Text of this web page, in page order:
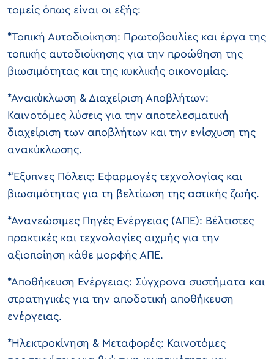
τομείς όπως είναι οι εξής:
*Τοπική Αυτοδιοίκηση: Πρωτοβουλίες και έργα της
τοπικής αυτοδιοίκησης για την προώθηση της
βιωσιμότητας και της κυκλικής οικονομίας.
*Ανακύκλωση & Διαχείριση Αποβλήτων:
Καινοτόμες λύσεις για την αποτελεσματική
διαχείριση των αποβλήτων και την ενίσχυση της
ανακύκλωσης.
*Έξυπνες Πόλεις: Εφαρμογές τεχνολογίας και
βιωσιμότητας για τη βελτίωση της αστικής ζωής.
*Ανανεώσιμες Πηγές Ενέργειας (ΑΠΕ): Βέλτιστες
πρακτικές και τεχνολογίες αιχμής για την
αξιοποίηση κάθε μορφής ΑΠΕ.
*Αποθήκευση Ενέργειας: Σύγχρονα συστήματα και
στρατηγικές για την αποδοτική αποθήκευση
ενέργειας.
*Ηλεκτροκίνηση & Μεταφορές: Καινοτόμες